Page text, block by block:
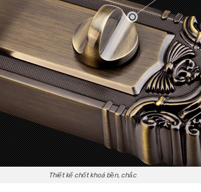
Thiết kế chốt khoá bền, chắc